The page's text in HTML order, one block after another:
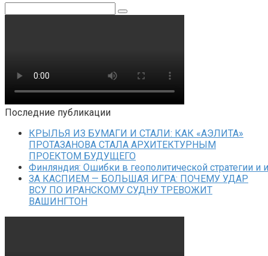
Последние публикации
КРЫЛЬЯ ИЗ БУМАГИ И СТАЛИ: КАК «АЭЛИТА»
ПРОТАЗАНОВА СТАЛА АРХИТЕКТУРНЫМ
ПРОЕКТОМ БУДУЩЕГО
Финляндия: Ошибки в геополитической стратегии и
ЗА КАСПИЕМ — БОЛЬШАЯ ИГРА: ПОЧЕМУ УДАР
ВСУ ПО ИРАНСКОМУ СУДНУ ТРЕВОЖИТ
ВАШИНГТОН